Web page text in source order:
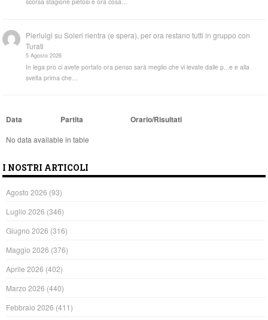
Pierluigi suSoleri rientra (e spera), per ora restano tutti in gruppo con
Turati
5 Agosto 2026
In lega pro ci avete portato ora penso sarà meglio che vi levate dalle p...e e alla
svelta prima che…
Data Partita Orario/Risultati
No data available in table
I NOSTRI ARTICOLI
Agosto 2026 (93)
Luglio 2026 (346)
Giugno 2026 (316)
Maggio 2026 (376)
Aprile 2026 (402)
Marzo 2026 (440)
Febbraio 2026 (411)